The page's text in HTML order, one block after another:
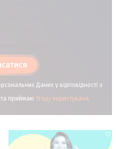
Даних у відповідності з
та приймаю Угоду користувача